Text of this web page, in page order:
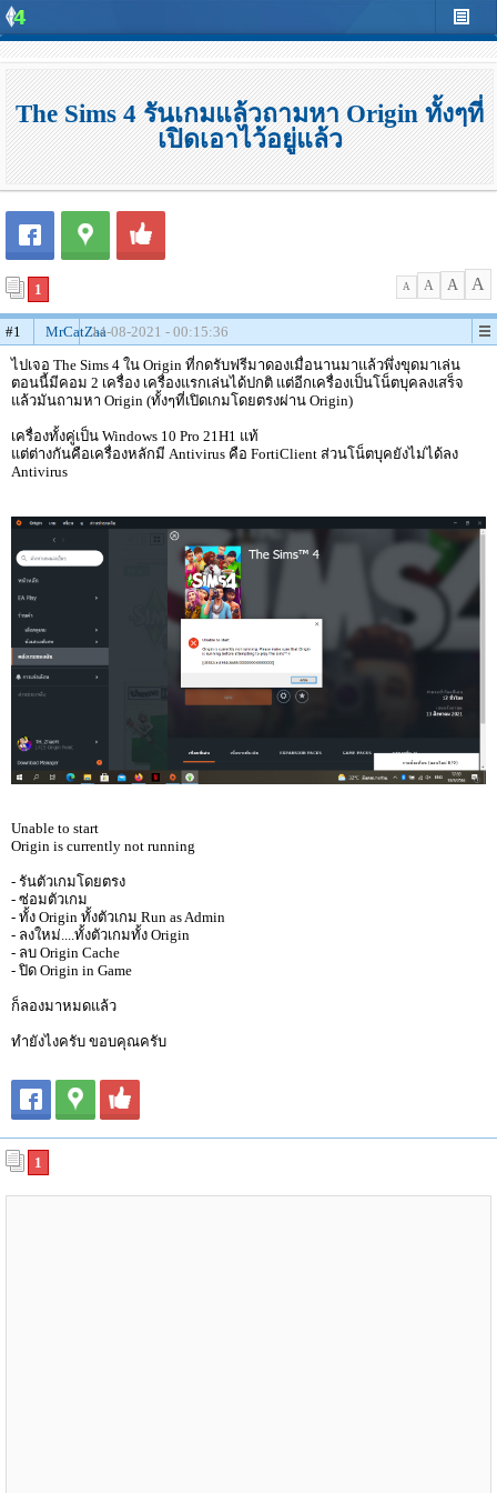
The Sims 4 รันเกมแล้วถามหา Origin ทั้งๆที่
เปิดเอาไว้อยู่แล้ว
1 A A A A
#1 MrCatZaa14-08-2021 - 00:15:36
ไปเจอ The Sims 4 ใน Origin ที่กดรับฟรีมาดองเมื่อนานมาแล้วพึ่งขุดมาเล่น
ตอนนี้มีคอม 2 เครื่อง เครื่องแรกเล่นได้ปกติ แต่อีกเครื่องเป็นโน็ตบุคลงเสร็จ
แล้วมันถามหา Origin (ทั้งๆที่เปิดเกมโดยตรงผ่าน Origin)
เครื่องทั้งคู่เป็น Windows 10 Pro 21H1 แท้
แต่ต่างกันคือเครื่องหลักมี Antivirus คือ FortiClient ส่วนโน็ตบุคยังไม่ได้ลง
Antivirus
Unable to start
Origin is currently not running
- รันตัวเกมโดยตรง
- ซ่อมตัวเกม
- ทั้ง Origin ทั้งตัวเกม Run as Admin
- ลงใหม่....ทั้งตัวเกมทั้ง Origin
- ลบ Origin Cache
- ปิด Origin in Game
ก็ลองมาหมดแล้ว
ทำยังไงครับ ขอบคุณครับ
1